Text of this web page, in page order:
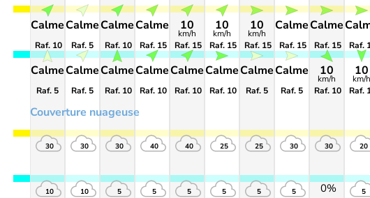
Couverture nuageuse
Calme
Raf. 10
Calme
Raf. 5
30
10
Calme
Raf. 5
Calme
Raf. 5
30
10
Calme
Raf. 10
Calme
Raf. 10
30
5
Calme
Raf. 15
Calme
Raf. 10
40
5
10
km/h
Raf. 15
Calme
Raf. 10
40
5
10
km/h
Raf. 15
Calme
Raf. 10
25
5
10
km/h
Raf. 15
Calme
Raf. 5
25
5
Calme
Raf. 15
Calme
Raf. 5
30
5
Calme
Raf. 15
10
km/h
Raf. 10
30
0%
Raf.
10
km/h
Raf.
20
5